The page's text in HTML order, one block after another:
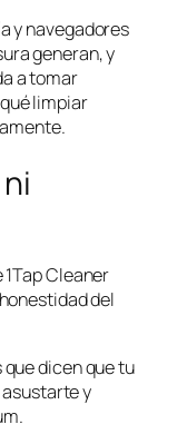
y navegadores
generan, y
a tomar
limpiar
Cleaner
del
dicen que tu
y